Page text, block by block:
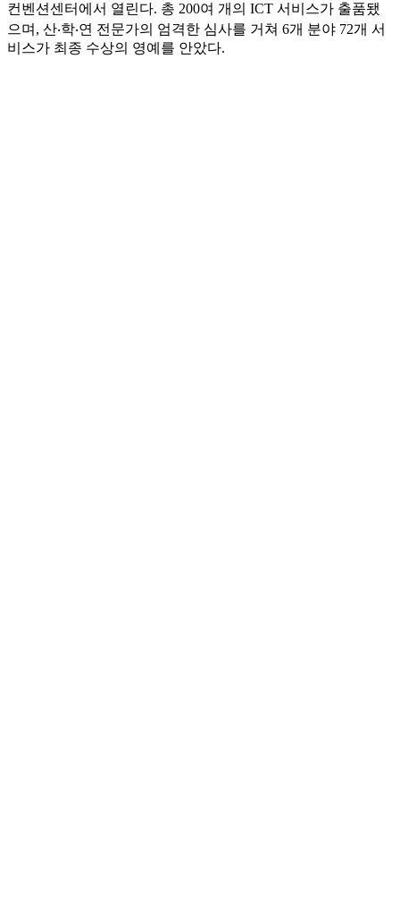
컨벤션센터에서 열린다. 총 200여 개의 ICT 서비스가 출품됐
으며, 산‧학‧연 전문가의 엄격한 심사를 거쳐 6개 분야 72개 서
비스가 최종 수상의 영예를 안았다.